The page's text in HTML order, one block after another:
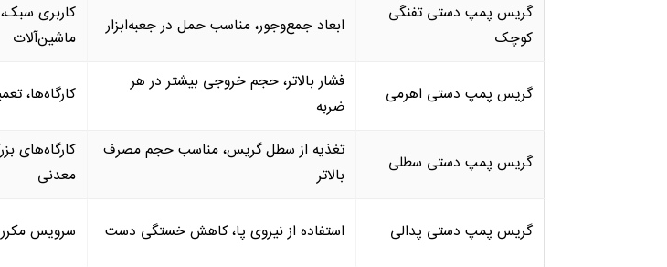
گریس پمپ دستی تفنگی
کوچک
ابعاد جمع‌وجور، مناسب حمل در جعبه‌ابزار
کاربری
ماشین‌آلات
گریس پمپ دستی اهرمی
فشار بالاتر، حجم خروجی بیشتر در هر
ضربه
کارگاه‌ها،
گریس پمپ دستی سطلی
تغذیه از سطل گریس، مناسب حجم مصرف
بالاتر
کارگاه‌های
معدنی
گریس پمپ دستی پدالی استفاده از نیروی پا، کاهش خستگی دست سرویس مکرر